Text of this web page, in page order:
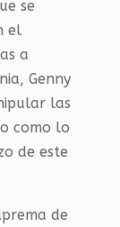
se
el
a
Genny
las
como lo
de este
de